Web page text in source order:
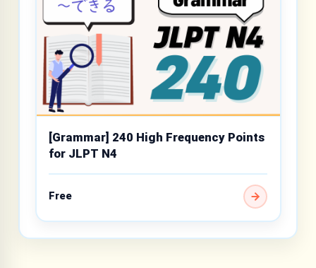
[Grammar] 240 High Frequency Points
for JLPT N4
Free